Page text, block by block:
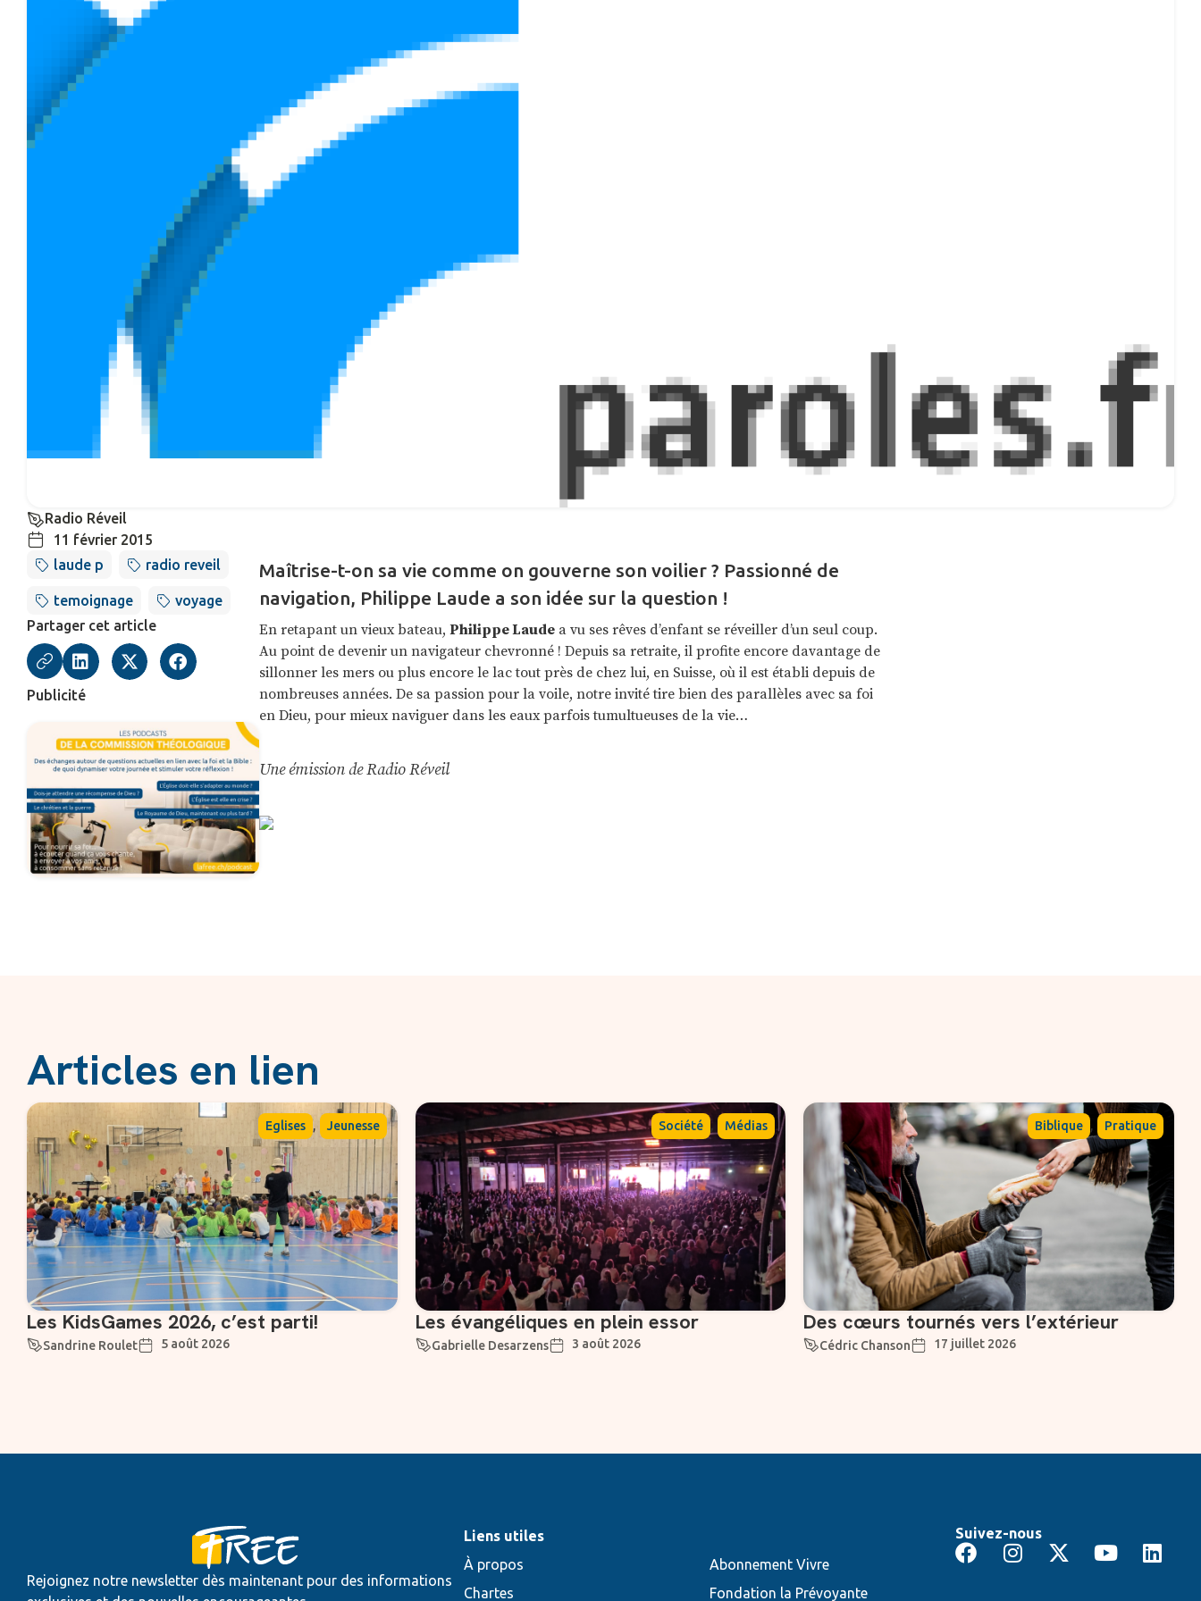
Radio Réveil
11 février 2015
laude p
radio reveil
temoignage
voyage
Partager cet article
Publicité
Maîtrise-t-on sa vie comme on gouverne son voilier ? Passionné de
navigation, Philippe Laude a son idée sur la question !
En retapant un vieux bateau, Philippe Laude a vu ses rêves d’enfant se réveiller d’un seul coup.
Au point de devenir un navigateur chevronné ! Depuis sa retraite, il profite encore davantage de
sillonner les mers ou plus encore le lac tout près de chez lui, en Suisse, où il est établi depuis de
nombreuses années. De sa passion pour la voile, notre invité tire bien des parallèles avec sa foi
en Dieu, pour mieux naviguer dans les eaux parfois tumultueuses de la vie…
Une émission de Radio Réveil
Articles en lien
Eglises , Jeunesse
Les KidsGames 2026, c’est parti!
Sandrine Roulet 5 août 2026
Société , Médias
Les évangéliques en plein essor
Gabrielle Desarzens 3 août 2026
Biblique , Pratique
Des cœurs tournés vers l’extérieur
Cédric Chanson 17 juillet 2026
Rejoignez notre newsletter dès maintenant pour des informations
Liens utiles
À propos
Abonnement Vivre
Chartes
Fondation la Prévoyante
Suivez-nous